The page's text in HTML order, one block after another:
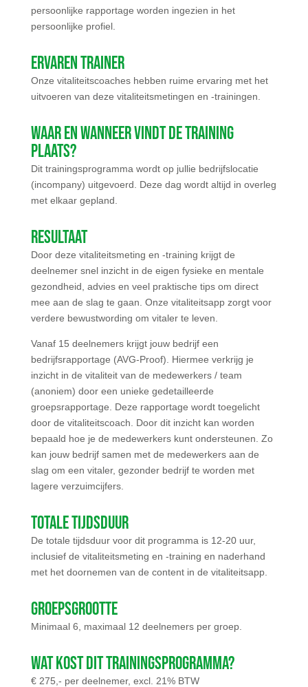
persoonlijke rapportage worden ingezien in het
persoonlijke profiel.
Ervaren trainer
Onze vitaliteitscoaches hebben ruime ervaring met het
uitvoeren van deze vitaliteitsmetingen en -trainingen.
Waar en wanneer vindt de training
plaats?
Dit trainingsprogramma wordt op jullie bedrijfslocatie
(incompany) uitgevoerd. Deze dag wordt altijd in overleg
met elkaar gepland.
Resultaat
Door deze vitaliteitsmeting en -training krijgt de
deelnemer snel inzicht in de eigen fysieke en mentale
gezondheid, advies en veel praktische tips om direct
mee aan de slag te gaan. Onze vitaliteitsapp zorgt voor
verdere bewustwording om vitaler te leven.
Vanaf 15 deelnemers krijgt jouw bedrijf een
bedrijfsrapportage (AVG-Proof). Hiermee verkrijg je
inzicht in de vitaliteit van de medewerkers / team
(anoniem) door een unieke gedetailleerde
groepsrapportage. Deze rapportage wordt toegelicht
door de vitaliteitscoach. Door dit inzicht kan worden
bepaald hoe je de medewerkers kunt ondersteunen. Zo
kan jouw bedrijf samen met de medewerkers aan de
slag om een vitaler, gezonder bedrijf te worden met
lagere verzuimcijfers.
Totale tijdsduur
De totale tijdsduur voor dit programma is 12-20 uur,
inclusief de vitaliteitsmeting en -training en naderhand
met het doornemen van de content in de vitaliteitsapp.
Groepsgrootte
Minimaal 6, maximaal 12 deelnemers per groep.
Wat kost dit trainingsprogramma?
€ 275,- per deelnemer, excl. 21% BTW